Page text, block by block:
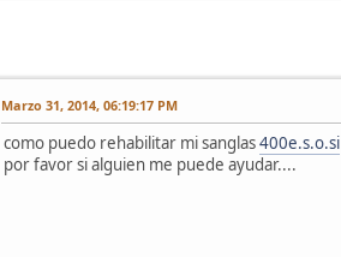
Marzo 31, 2014, 06:19:17 PM
como puedo rehabilitar mi sanglas400e.s.o.si
por favor si alguien me puede ayudar....